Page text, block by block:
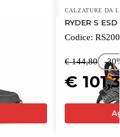
CALZATURE DA
RYDER S
Codice:
€ 144,80 -
€